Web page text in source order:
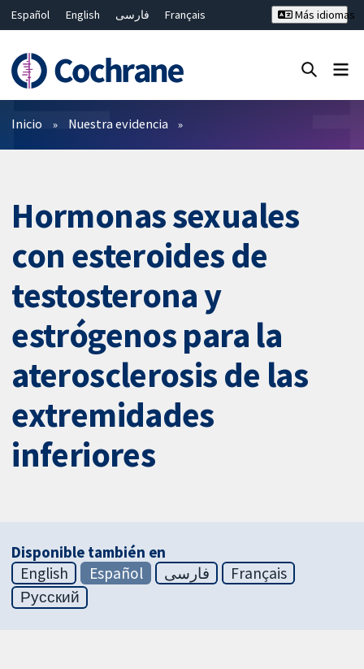
Español English فارسی
Français
Bahasa Malaysia
ไทย 繁體中文
Más idiomas
Filtros
Inicio Nuestra evidencia
Hormonas sexuales
con esteroides de
testosterona y
estrógenos para la
aterosclerosis de las
extremidades
inferiores
Disponible también en
English
Español فارسی
Français
Русский